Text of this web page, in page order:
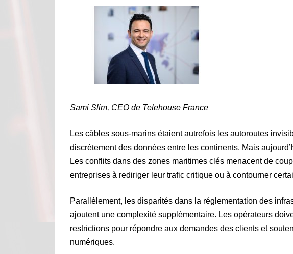
Sami Slim, CEO de Telehouse France
Les câbles sous-marins étaient autrefois les autoroutes
discrètement des données entre les continents. Mais
Les conflits dans des zones maritimes clés menacent de
entreprises à rediriger leur trafic critique ou à contourner
Parallèlement, les disparités dans la réglementation des
ajoutent une complexité supplémentaire. Les opérateurs
restrictions pour répondre aux demandes des clients et
numériques.